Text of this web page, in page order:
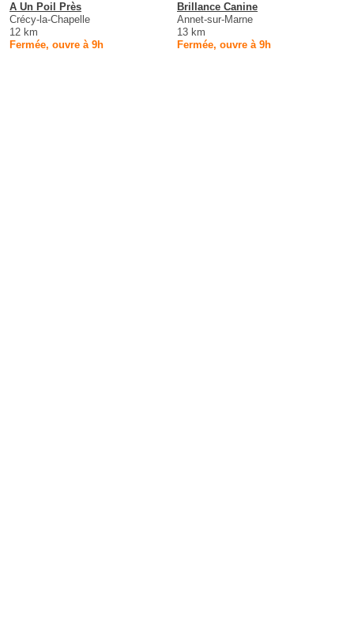
A Un Poil Près
Crécy-la-Chapelle
12 km
Fermée, ouvre à 9h
Brillance Canine
Annet-sur-Marne
13 km
Fermée, ouvre à 9h